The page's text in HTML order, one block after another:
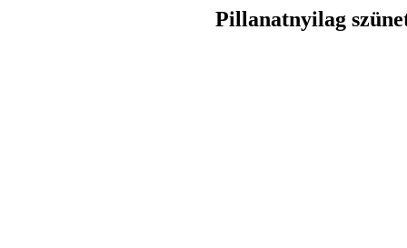
Pillanatnyilag